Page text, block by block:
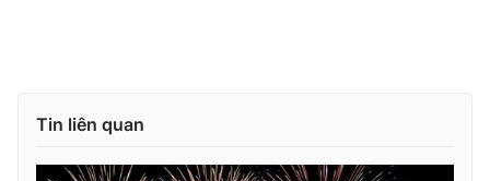
Tin liên quan